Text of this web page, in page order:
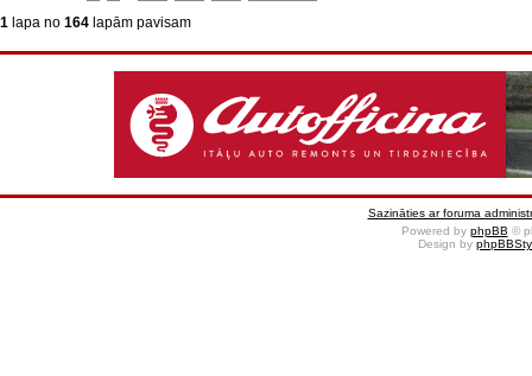
1 lapa no 164 lapām pavisam
Sazināties ar foruma
Powered by phpBB ©
Design by